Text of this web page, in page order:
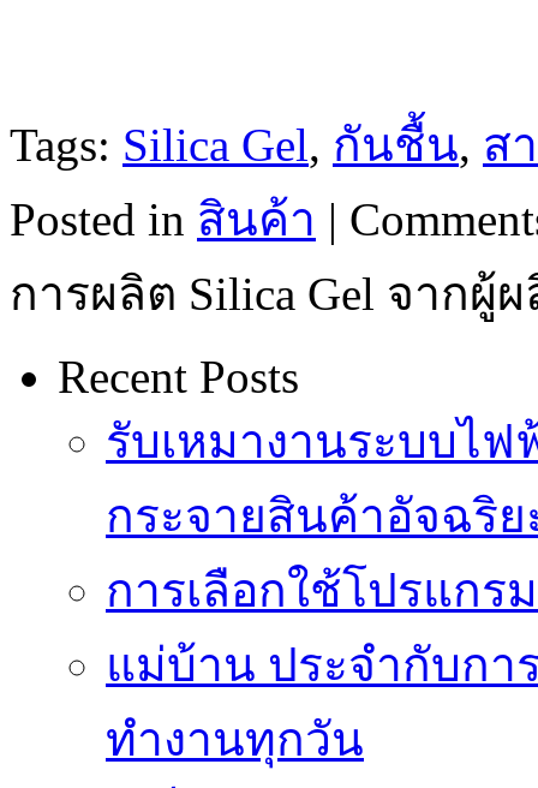
Tags: Silica Gel, กันชื้น, ส
Posted in สินค้า |
การผลิต Silica Gel จากผู้
Recent Posts
รับเหมางานระบบไ
กระจายสินค้าอัจฉริย
การเลือกใช้โปรแกร
แม่บ้าน ประจำกับกา
ทำงานทุกวัน